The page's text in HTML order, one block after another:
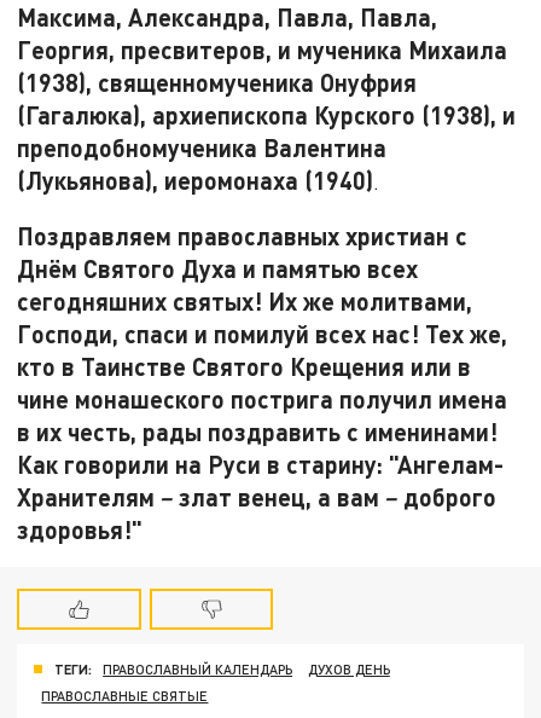
Максима, Александра, Павла, Павла,
Георгия, пресвитеров, и мученика Михаила
(1938), священномученика Онуфрия
(Гагалюка), архиепископа Курского (1938), и
преподобномученика Валентина
(Лукьянова), иеромонаха (1940).
Поздравляем православных христиан с
Днём Святого Духа и памятью всех
сегодняшних святых! Их же молитвами,
Господи, спаси и помилуй всех нас! Тех же,
кто в Таинстве Святого Крещения или в
чине монашеского пострига получил имена
в их честь, рады поздравить с именинами!
Как говорили на Руси в старину: "Ангелам-
Хранителям – злат венец, а вам – доброго
здоровья!"
ТЕГИ: ПРАВОСЛАВНЫЙ КАЛЕНДАРЬ
ДУХОВ ДЕНЬ
ПРАВОСЛАВНЫЕ СВЯТЫЕ